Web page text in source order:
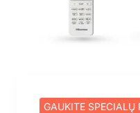
GAUKITE SPECIALŲ